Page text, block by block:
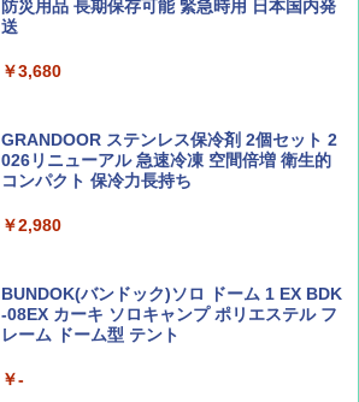
ディズニーファン ２０２６年 ９月号 [雑
山と溪谷 2026年8月号「南アルプス大全」
￥1,540
Coyote No.89 特集 星野道夫 夢見る旅
￥1,540
地球の歩き方 スター・ウォーズ
￥2,695
A09 地球の歩き方 イタリア 2026～2027 地
A26 地球の歩き方 チェコ ポーランド スロヴ
パ
￥6,830
PYKES PEAK (パイクスピーク) 着替えテン
ーチ ピクニック ポップアップテント 携帯 簡
易 トイレテント (グレー)
テント ワンタッチ RENEW 幅200 2-3人用 43
500002(88859)
防災用品 長期保存可能 緊急時用 日本国内発
送
￥3,680
GRANDOOR ステンレス保冷剤 2個セット 2
026リニューアル 急速冷凍 空間倍増 衛生的
コンパクト 保冷力長持ち
￥2,980
BUNDOK(バンドック)ソロ ドーム 1 EX BDK
-08EX カーキ ソロキャンプ ポリエステル フ
レーム ドーム型 テント
￥-